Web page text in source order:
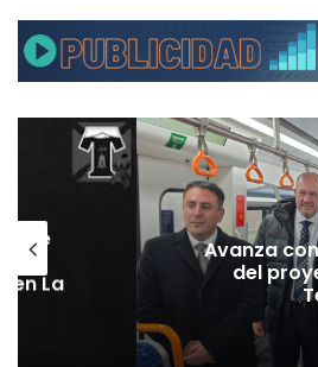
en La
Avanza
del